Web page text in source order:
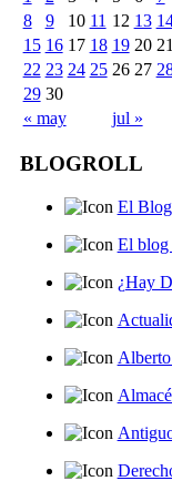
« may jul »
8
9 10 11 12 13
15 16 17 18 19 20 21
22 23 24 25 26 27
29 30
BLOGROLL
El Blog
El blog
¿Hay